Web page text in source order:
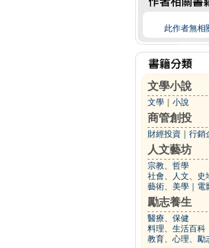
此作者無相
文學小說
文學 小說
商管創投
財經投資 行銷
人文藝坊
宗教、哲學
社會、人文、史
藝術、美學
電
勵志養生
醫療、保健
料理、生活百科
教育、心理、勵